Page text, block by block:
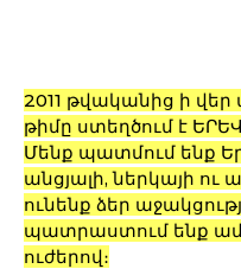
2011 թվականից ի
թիմը ստեղծում է
Մենք պատմում ենք
անցյալի, ներկայի ու
ունենք ձեր
պատրաստում ենք
ուժերով։